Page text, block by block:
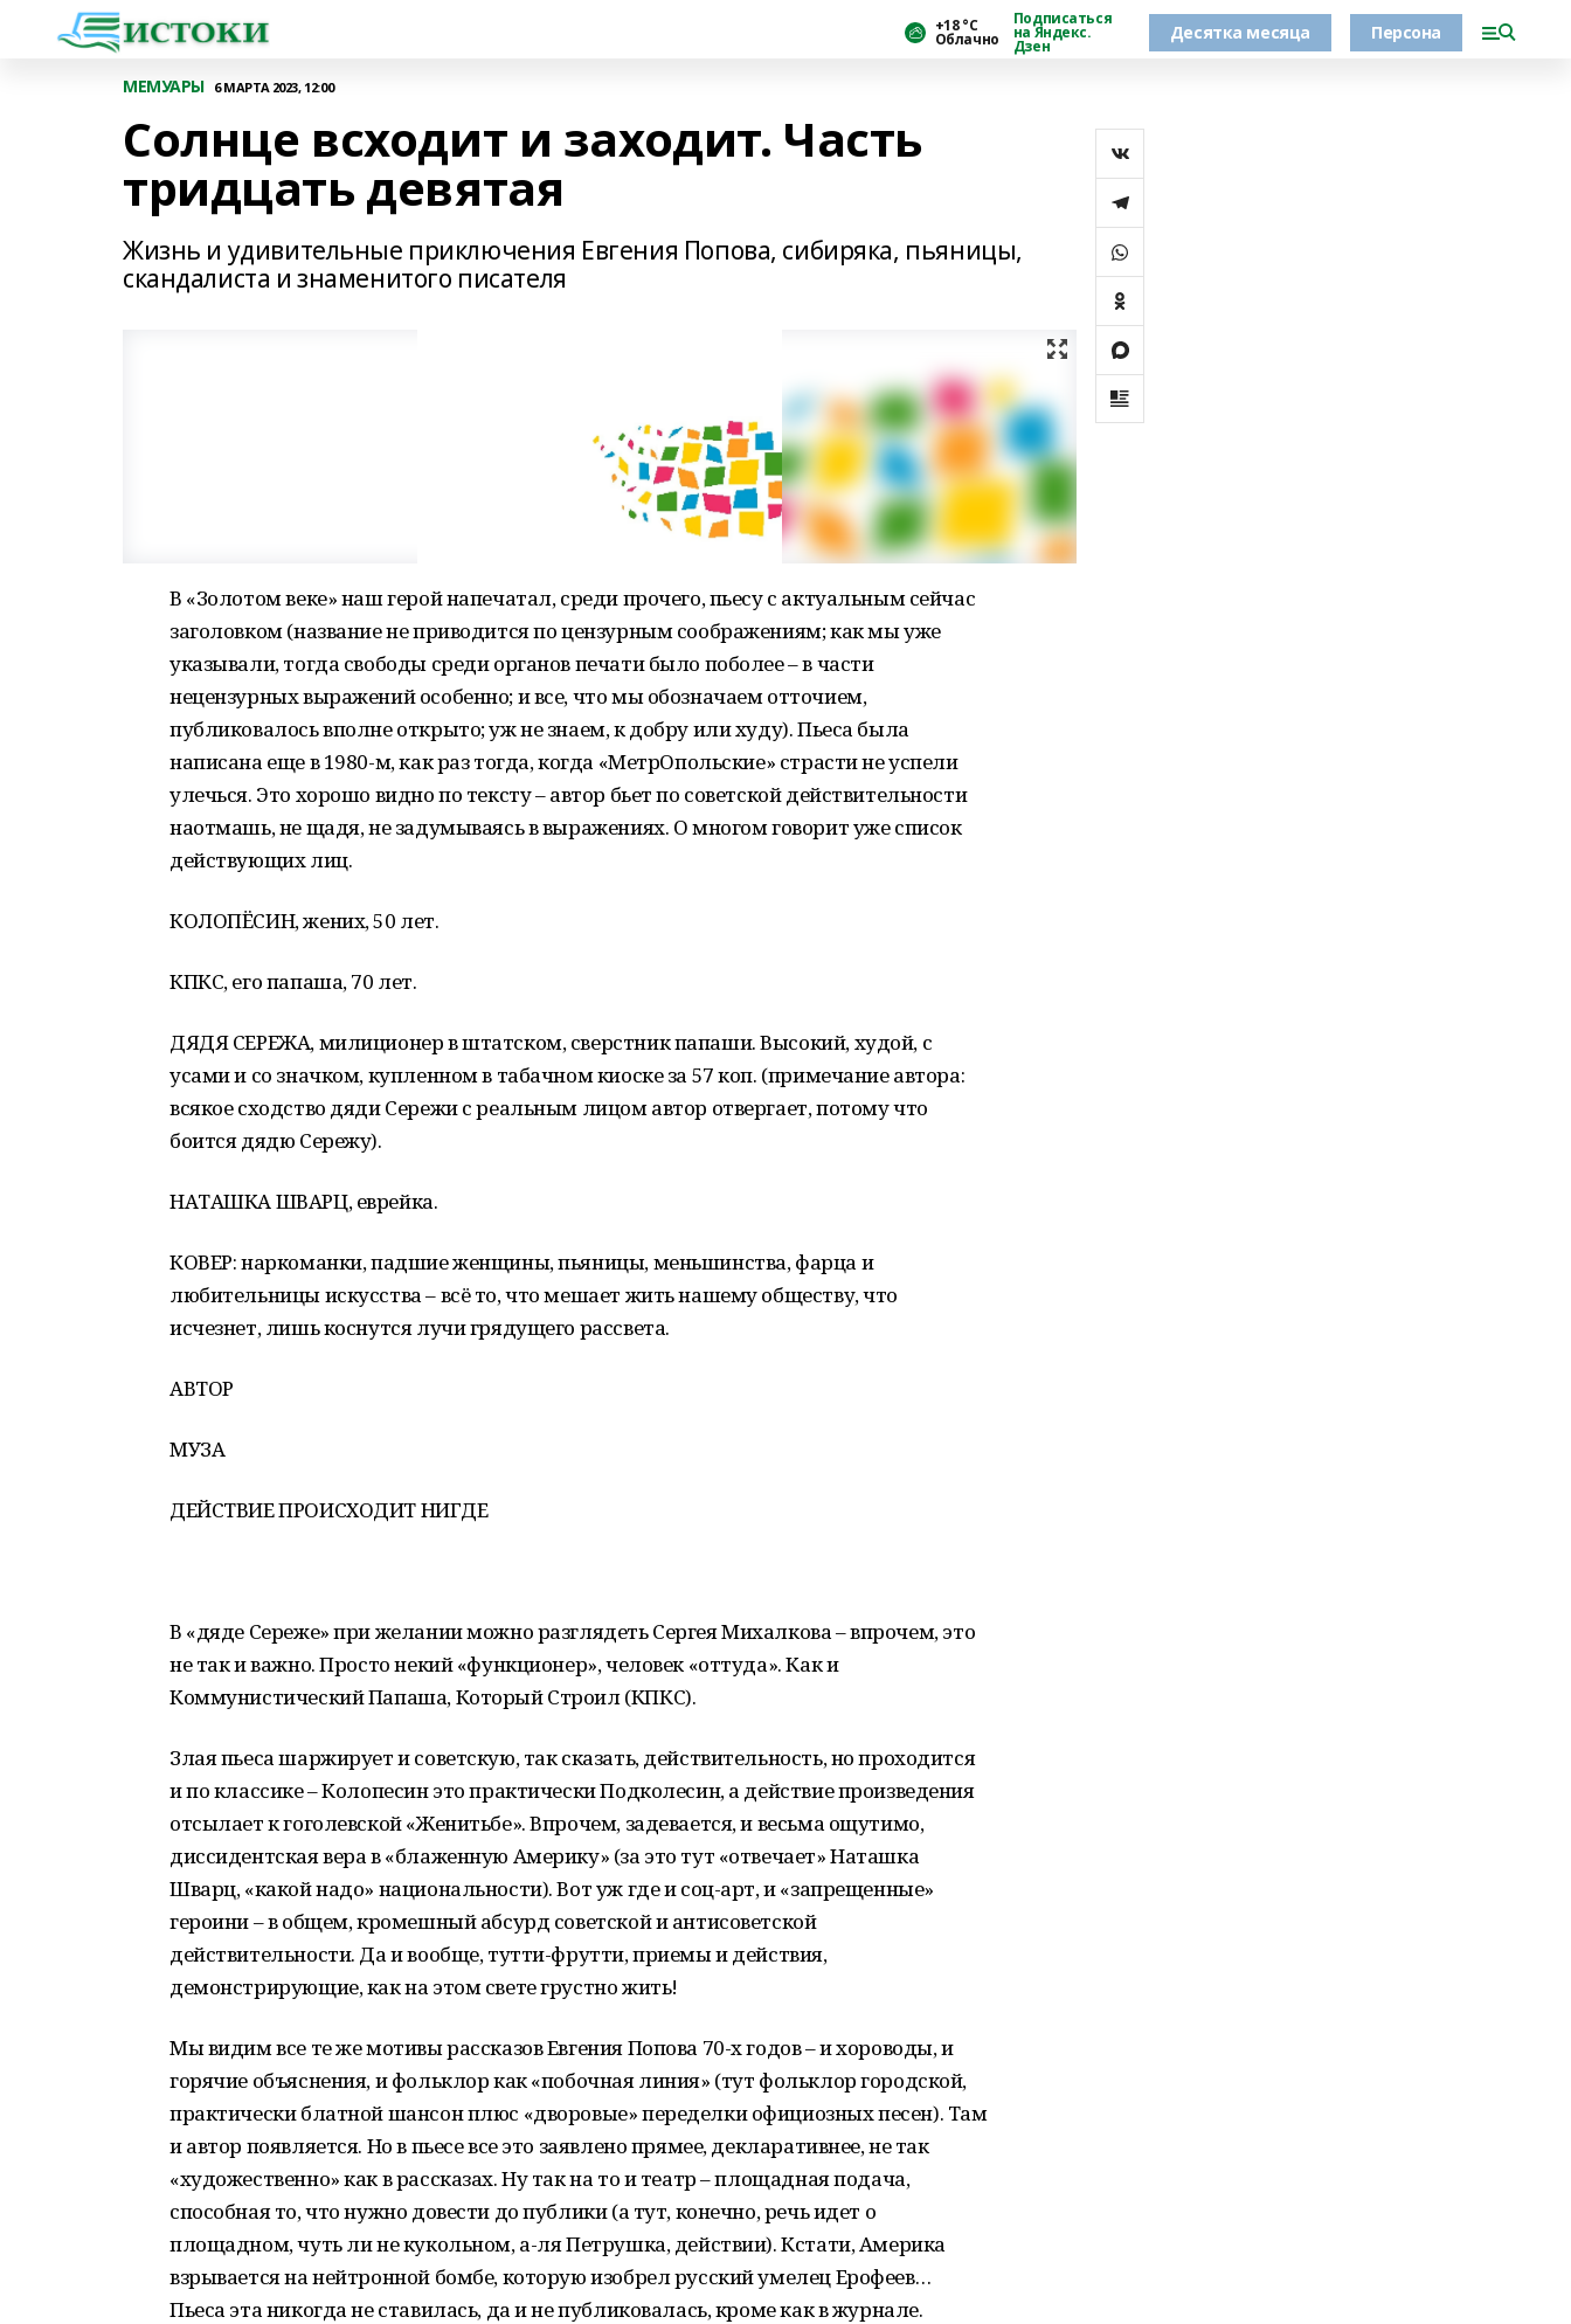
+18 °С
Облачно
Подписаться
на Яндекс.
Дзен
Десятка месяца Персона
МЕМУАРЫ 6 МАРТА 2023, 12:00
Солнце всходит и заходит. Часть
тридцать девятая
Жизнь и удивительные приключения Евгения Попова, сибиряка, пьяницы,
скандалиста и знаменитого писателя
В «Золотом веке» наш герой напечатал, среди прочего, пьесу с актуальным сейчас
заголовком (название не приводится по цензурным соображениям; как мы уже
указывали, тогда свободы среди органов печати было поболее – в части
нецензурных выражений особенно; и все, что мы обозначаем отточием,
публиковалось вполне открыто; уж не знаем, к добру или худу). Пьеса была
написана еще в 1980-м, как раз тогда, когда «МетрОпольские» страсти не успели
улечься. Это хорошо видно по тексту – автор бьет по советской действительности
наотмашь, не щадя, не задумываясь в выражениях. О многом говорит уже список
действующих лиц.
КОЛОПЁСИН, жених, 50 лет.
КПКС, его папаша, 70 лет.
ДЯДЯ СЕРЕЖА, милиционер в штатском, сверстник папаши. Высокий, худой, с
усами и со значком, купленном в табачном киоске за 57 коп. (примечание автора:
всякое сходство дяди Сережи с реальным лицом автор отвергает, потому что
боится дядю Сережу).
НАТАШКА ШВАРЦ, еврейка.
КОВЕР: наркоманки, падшие женщины, пьяницы, меньшинства, фарца и
любительницы искусства – всё то, что мешает жить нашему обществу, что
исчезнет, лишь коснутся лучи грядущего рассвета.
АВТОР
МУЗА
ДЕЙСТВИЕ ПРОИСХОДИТ НИГДЕ
В «дяде Сереже» при желании можно разглядеть Сергея Михалкова – впрочем, это
не так и важно. Просто некий «функционер», человек «оттуда». Как и
Коммунистический Папаша, Который Строил (КПКС).
Злая пьеса шаржирует и советскую, так сказать, действительность, но проходится
и по классике – Колопесин это практически Подколесин, а действие произведения
отсылает к гоголевской «Женитьбе». Впрочем, задевается, и весьма ощутимо,
диссидентская вера в «блаженную Америку» (за это тут «отвечает» Наташка
Шварц, «какой надо» национальности). Вот уж где и соц-арт, и «запрещенные»
героини – в общем, кромешный абсурд советской и антисоветской
действительности. Да и вообще, тутти-фрутти, приемы и действия,
демонстрирующие, как на этом свете грустно жить!
Мы видим все те же мотивы рассказов Евгения Попова 70-х годов – и хороводы, и
горячие объяснения, и фольклор как «побочная линия» (тут фольклор городской,
практически блатной шансон плюс «дворовые» переделки официозных песен). Там
и автор появляется. Но в пьесе все это заявлено прямее, декларативнее, не так
«художественно» как в рассказах. Ну так на то и театр – площадная подача,
способная то, что нужно довести до публики (а тут, конечно, речь идет о
площадном, чуть ли не кукольном, а-ля Петрушка, действии). Кстати, Америка
взрывается на нейтронной бомбе, которую изобрел русский умелец Ерофеев…
Пьеса эта никогда не ставилась, да и не публиковалась, кроме как в журнале.